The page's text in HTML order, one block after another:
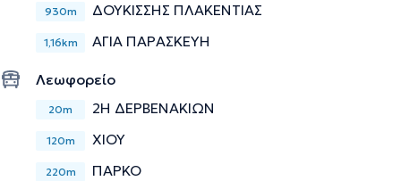
930m ΔΟΥΚΙΣΣΗΣ ΠΛΑΚΕΝΤΙΑΣ
1,16km ΑΓΙΑ ΠΑΡΑΣΚΕΥΗ
Λεωφορείο
20m 2Η ΔΕΡΒΕΝΑΚΙΩΝ
120m ΧΙΟΥ
220m ΠΑΡΚΟ